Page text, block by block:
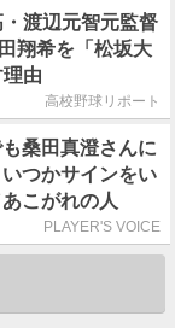
・渡辺元智元監督
翔希を「松坂大
由
高校野球リポート
桑田真澄さんに
つかサインをい
こがれの人
PLAYER'S VOICE